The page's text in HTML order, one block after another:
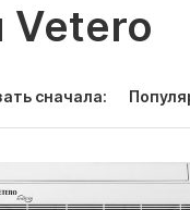
Vetero
сначала: